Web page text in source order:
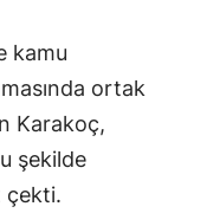
kamu
ortak
Karakoç,
şekilde
çekti.